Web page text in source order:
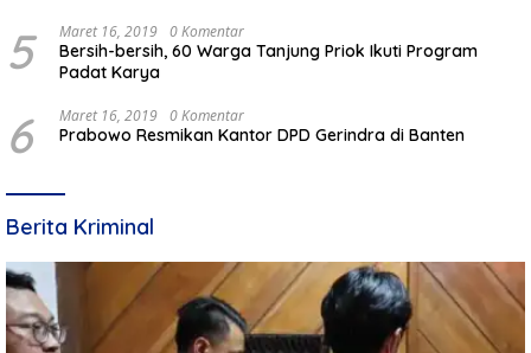
5 Maret 16, 2019 0 Komentar
Bersih-bersih, 60 Warga Tanjung Priok Ikuti Program
Padat Karya
6 Maret 16, 2019 0 Komentar
Prabowo Resmikan Kantor DPD Gerindra di Banten
Berita Kriminal